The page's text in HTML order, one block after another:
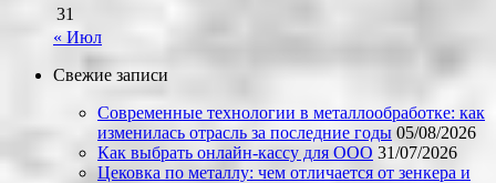
31
« Июл
Свежие записи
Современные технологии в металлообработке: как
изменилась отрасль за последние годы 05/08/2026
Как выбрать онлайн-кассу для ООО 31/07/2026
Цековка по металлу: чем отличается от зенкера и